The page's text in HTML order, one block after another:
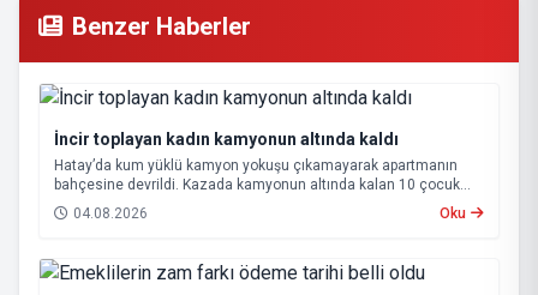
Benzer Haberler
İncir toplayan kadın kamyonun altında kaldı
Hatay’da kum yüklü kamyon yokuşu çıkamayarak apartmanın
bahçesine devrildi. Kazada kamyonun altında kalan 10 çocuk
annesi 65 yaşındaki kadın hayatını kaybetti.
04.08.2026 Oku